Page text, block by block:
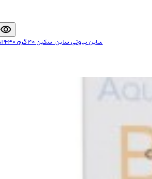
visibility
بی بی کرم بیوتی بالم SPF30 ساین بیوتی ساین اسکین 40 گرم